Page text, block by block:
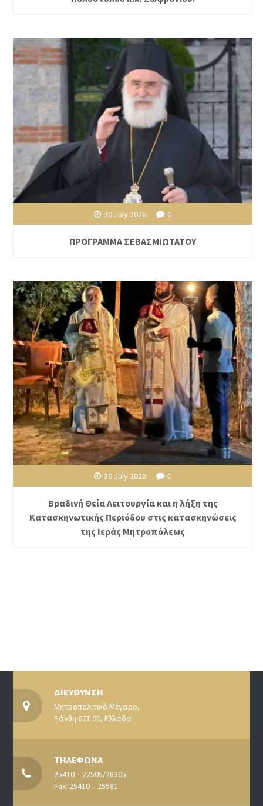
30 July 2026 0
ΠΡΟΓΡΑΜΜΑ ΣΕΒΑΣΜΙΩΤΑΤΟΥ
30 July 2026 0
Βραδινή Θεία Λειτουργία και η λήξη της
Κατασκηνωτικής Περιόδου στις κατασκηνώσεις
της Ιεράς Μητροπόλεως
ΔΙΕΥΘΥΝΣΗ
Μητροπολιτικό Μέγαρο,
Ξάνθη 671 00, Ελλάδα
ΤΗΛΕΦΩΝΑ
25410 – 22505/28305
Fax: 25410 – 25581